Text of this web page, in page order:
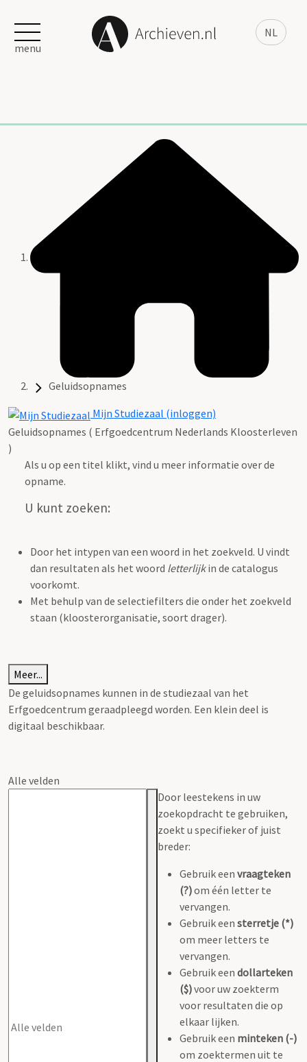
NL
menu
Geluidsopnames
Mijn Studiezaal (inloggen)
Geluidsopnames ( Erfgoedcentrum Nederlands Kloosterleven
)
Als u op een titel klikt, vind u meer informatie over de
opname.
U kunt zoeken:
Door het intypen van een woord in het zoekveld. U vindt
dan resultaten als het woord letterlijkin de catalogus
voorkomt.
Met behulp van de selectiefilters die onder het zoekveld
staan (kloosterorganisatie, soort drager).
Meer...
De geluidsopnames kunnen in de studiezaal van het
Erfgoedcentrum geraadpleegd worden. Een klein deel is
digitaal beschikbaar.
Alle velden
Door leestekens in uw
zoekopdracht te gebruiken,
zoekt u specifieker of juist
breder:
Gebruik een vraagteken
(?)om één letter te
vervangen.
Gebruik een sterretje (*)
om meer letters te
vervangen.
Gebruik een dollarteken
($)voor uw zoekterm
voor resultaten die op
elkaar lijken.
Gebruik een minteken (-)
om zoektermen uit te